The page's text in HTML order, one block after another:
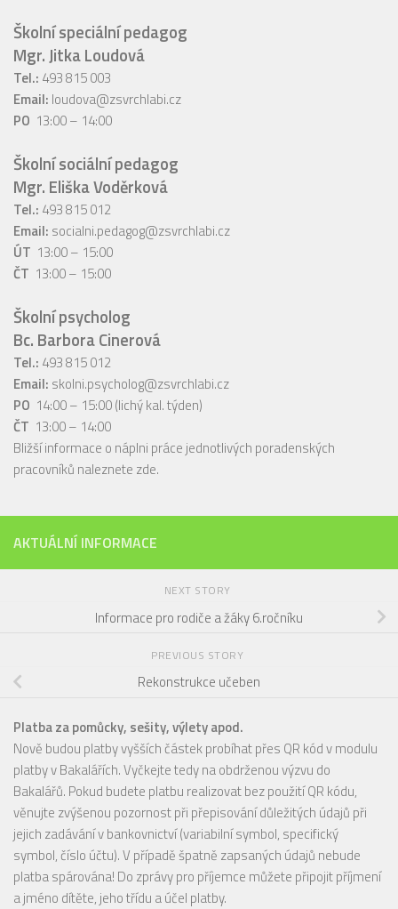
Školní speciální pedagog
Mgr. Jitka Loudová
Tel.: 493 815 003
Email: loudova@zsvrchlabi.cz
PO 13:00 – 14:00
Školní sociální pedagog
Mgr. Eliška Voděrková
Tel.: 493 815 012
Email: socialni.pedagog@zsvrchlabi.cz
ÚT 13:00 – 15:00
ČT 13:00 – 15:00
Školní psycholog
Bc. Barbora Cinerová
Tel.: 493 815 012
Email: skolni.psycholog@zsvrchlabi.cz
PO 14:00 – 15:00 (lichý kal. týden)
ČT 13:00 – 14:00
Bližší informace o náplni práce jednotlivých poradenských
pracovníků naleznete zde.
AKTUÁLNÍ INFORMACE
NEXT STORY
Informace pro rodiče a žáky 6.ročníku
PREVIOUS STORY
Rekonstrukce učeben
Platba za pomůcky, sešity, výlety apod.
Nově budou platby vyšších částek probíhat přes QR kód v modulu
platby v Bakalářích. Vyčkejte tedy na obdrženou výzvu do
Bakalářů. Pokud budete platbu realizovat bez použití QR kódu,
věnujte zvýšenou pozornost při přepisování důležitých údajů při
jejich zadávání v bankovnictví (variabilní symbol, specifický
symbol, číslo účtu). V případě špatně zapsaných údajů nebude
platba spárována! Do zprávy pro příjemce můžete připojit příjmení
a jméno dítěte, jeho třídu a účel platby.